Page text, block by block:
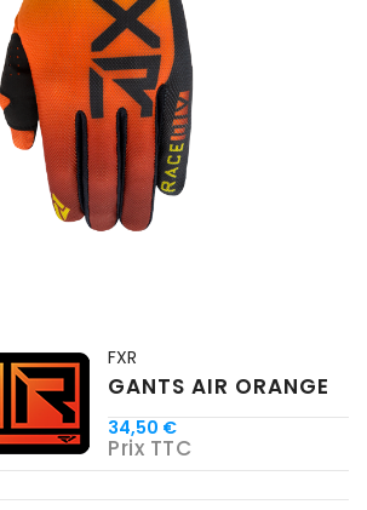
FXR
GANTS AIR ORANGE
34,50 €
Prix TTC